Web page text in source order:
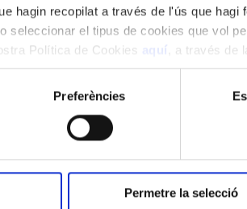
hagin recopilat a través de l'ús que
seleccionar el tipus de cookies que vol
Política de Cookies aquí
, a través de
Preferències
Permetre la selecció
cambra, el 9 d’octubre a l’església
titulat “Cordes a la tardor”, s’iniciarà en
breus per a teclat. Tot seguit, la
curts i simples, i més lliures en el seu
les obres més importants del compositor